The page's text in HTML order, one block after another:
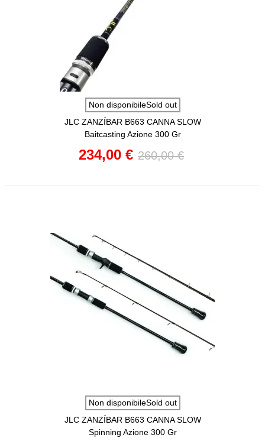
Non disponibileSold out
JLC ZANZÍBAR B663 CANNA SLOW
Baitcasting Azione 300 Gr
234,00 € 260,00 €
Non disponibileSold out
JLC ZANZÍBAR B663 CANNA SLOW
Spinning Azione 300 Gr